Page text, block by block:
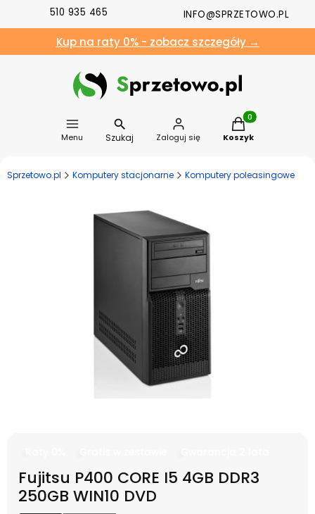
510 935 465 INFO@SPRZETOWO.PL
Kup na raty 0% - zobacz szczegóły →
Menu Szukaj Zaloguj się
Produkty w
Koszyk
Sprzetowo.pl Komputery stacjonarne Komputery poleasingowe
Fujitsu P400 CORE I5 4GB DDR3
250GB WIN10 DVD